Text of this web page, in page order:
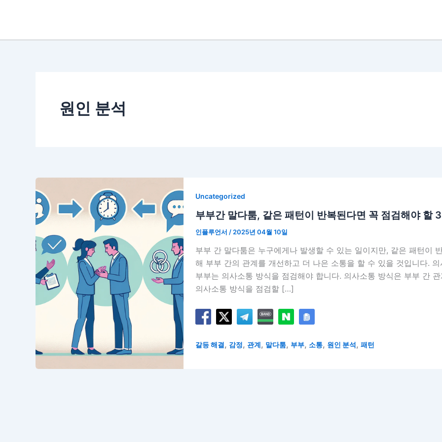
원인 분석
Uncategorized
부부간 말다툼, 같은 패턴이 반복된다면 꼭 점검해야 할
인플루언서 / 2025년 04월 10일
부부 간 말다툼은 누구에게나 발생할 수 있는 일이지만, 같은 패턴이
해 부부 간의 관계를 개선하고 더 나은 소통을 할 수 있을 것입니다.
부부는 의사소통 방식을 점검해야 합니다. 의사소통 방식은 부부 간
의사소통 방식을 점검할 […]
갈등 해결, 감정, 관계, 말다툼, 부부, 소통, 원인 분석, 패턴